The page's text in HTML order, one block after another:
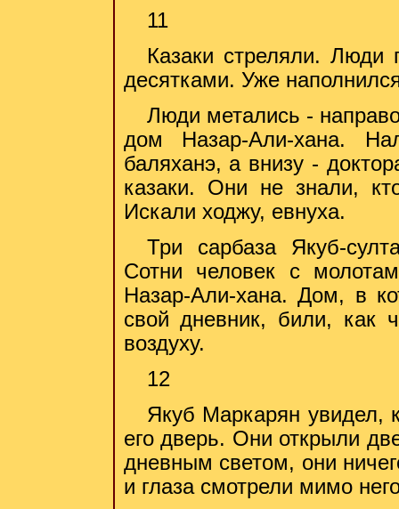
11
Казаки стреляли.
десятками. Уже
Люди метались -
дом Назар-Али-хана.
баляханэ, а внизу -
казаки. Они не знали,
Искали ходжу, евнуха.
Три сарбаза Якуб-
Сотни человек с
Назар-Али-хана. Дом, в
свой дневник, били, как
воздуху.
12
Якуб Маркарян увидел,
его дверь. Они открыли
дневным светом, они
и глаза смотрели мимо